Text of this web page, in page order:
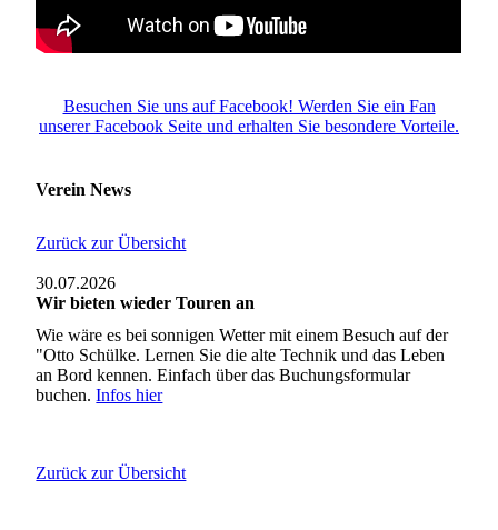
Besuchen Sie uns auf Facebook! Werden Sie ein Fan
unserer Facebook Seite und erhalten Sie besondere Vorteile.
Verein News
Zurück zur Übersicht
30.07.2026
Wir bieten wieder Touren an
Wie wäre es bei sonnigen Wetter mit einem Besuch auf der
"Otto Schülke. Lernen Sie die alte Technik und das Leben
an Bord kennen. Einfach über das Buchungsformular
buchen.Infos hier
Zurück zur Übersicht